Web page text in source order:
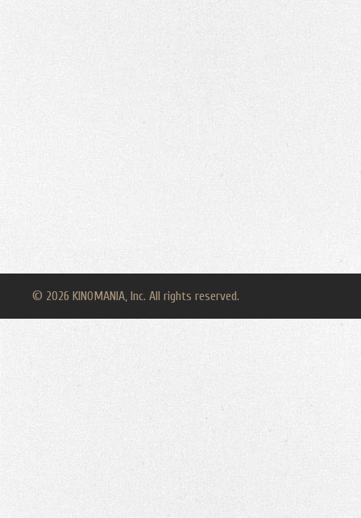
© 2026 KINOMANIA, Inc. All rights reserved.